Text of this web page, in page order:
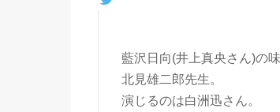
藍沢日向(井上真央さん)の味
北見雄二郎先生。
演じるのは白洲迅さん。